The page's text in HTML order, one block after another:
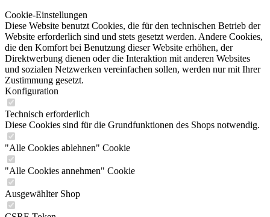
Cookie-Einstellungen
Diese Website benutzt Cookies, die für den technischen Betrieb der
Website erforderlich sind und stets gesetzt werden. Andere Cookies,
die den Komfort bei Benutzung dieser Website erhöhen, der
Direktwerbung dienen oder die Interaktion mit anderen Websites
und sozialen Netzwerken vereinfachen sollen, werden nur mit Ihrer
Zustimmung gesetzt.
Konfiguration
Technisch erforderlich
Diese Cookies sind für die Grundfunktionen des Shops notwendig.
"Alle Cookies ablehnen" Cookie
"Alle Cookies annehmen" Cookie
Ausgewählter Shop